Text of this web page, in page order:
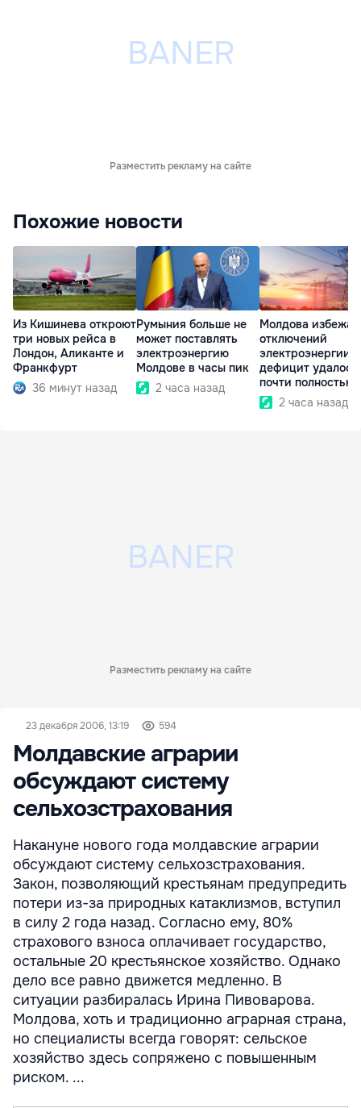
Разместить рекламу на сайте
Похожие новости
Из Кишинева откроют
три новых рейса в
Лондон, Аликанте и
Франкфурт
36 минут назад
Румыния больше не
может поставлять
электроэнергию
Молдове в часы пик
2 часа назад
Молдова
отключений
электроэнергии:
дефицит удалось
почти полностью
покрыть
2 часа назад
Разместить рекламу на сайте
23 декабря 2006, 13:19 594
Молдавские аграрии
обсуждают систему
сельхозстрахования
Накануне нового года молдавские аграрии
обсуждают систему сельхозстрахования.
Закон, позволяющий крестьянам предупредить
потери из-за природных катаклизмов, вступил
в силу 2 года назад. Согласно ему, 80%
страхового взноса оплачивает государство,
остальные 20 крестьянское хозяйство. Однако
дело все равно движется медленно. В
ситуации разбиралась Ирина Пивоварова.
Молдова, хоть и традиционно аграрная страна,
но специалисты всегда говорят: сельское
хозяйство здесь сопряжено с повышенным
риском. ...